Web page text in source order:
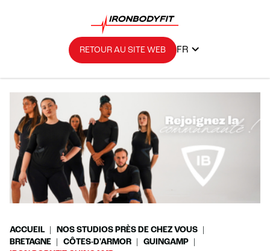
RETOUR AU SITE WEB FR
ACCUEIL
NOS STUDIOS PRÈS DE CHEZ VOUS
BRETAGNE
CÔTES-D'ARMOR
GUINGAMP